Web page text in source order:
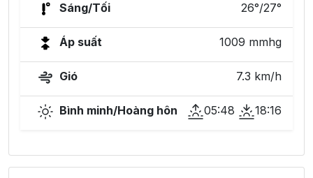
Sáng/Tối 26°/27°
Áp suất 1009 mmhg
Gió 7.3 km/h
Bình minh/Hoàng hôn 05:48 18:16